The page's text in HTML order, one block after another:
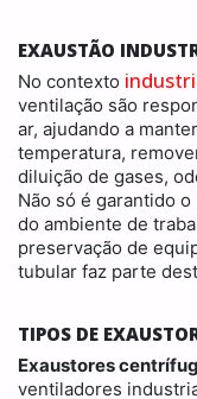
EXAUSTÃO
No contexto
ventilação são
ar, ajudando a
temperatura,
diluição de gases,
Não só é garantido
do ambiente de
preservação de
tubular faz parte
TIPOS DE
Exaustores
ventiladores